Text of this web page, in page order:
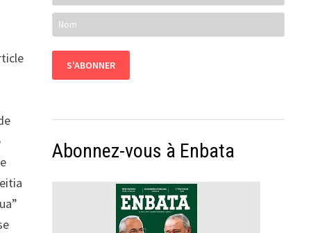
Abonnez-vous à Enbata